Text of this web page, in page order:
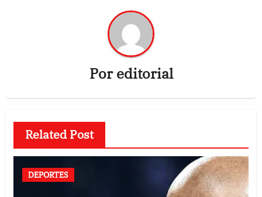
Poreditorial
Related Post
DEPORTES